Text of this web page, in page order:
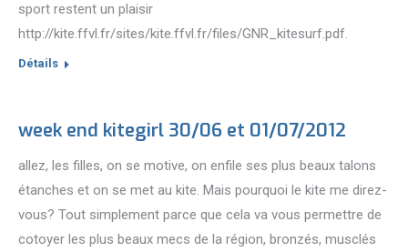
sport restent un plaisir
http://kite.ffvl.fr/sites/kite.ffvl.fr/files/GNR_kitesurf.pdf.
Détails
week end kitegirl 30/06 et 01/07/2012
allez, les filles, on se motive, on enfile ses plus beaux talons
étanches et on se met au kite. Mais pourquoi le kite me direz-
vous? Tout simplement parce que cela va vous permettre de
cotoyer les plus beaux mecs de la région, bronzés, musclés